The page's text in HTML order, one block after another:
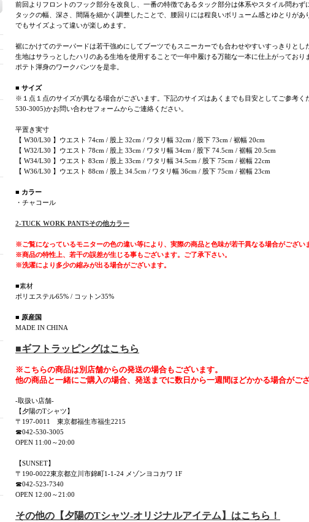
前回よりフロントのフック部分を改良し、一番の特徴であるタック部分は体系やスタイル問わず
タックの幅、深さ、間隔を細かく調整したことで、腰回りには程良いボリューム感とゆとりが
でもサイズよって違いが楽しめます。
裾にかけてのテーパードは若干強めにしてブーツでもスニーカーでも合わせやすいすっきりとし
生地はサラっとしたハリのある生地を使用することで一年中履ける万能な一本に仕上がっており
ポテト渾身のワークパンツを是非。
■ サイズ
※１点１点のサイズが異なる場合がございます。下記のサイズはあくまでも目安としてご参考
530-3005)かお問い合わせフォームからご連絡ください。
平置き実寸
【 W30/L30 】ウエスト 74cm / 股上 32cm / ワタリ幅 32cm / 股下 73cm / 裾幅 20cm
【 W32/L30 】ウエスト 78cm / 股上 33cm / ワタリ幅 34cm / 股下 74.5cm / 裾幅 20.5cm
【 W34/L30 】ウエスト 83cm / 股上 33cm / ワタリ幅 34.5cm / 股下 75cm / 裾幅 22cm
【 W36/L30 】ウエスト 88cm / 股上 34.5cm / ワタリ幅 36cm / 股下 75cm / 裾幅 23cm
■ カラー
・チャコール
2-TUCK WORK PANTSその他カラー
※ご覧になっているモニターの色の違い等により、実際の商品と色味が若干異なる場合がござい
※商品の特性上、若干の誤差が生じる事もございます。ご了承下さい。
※洗濯により多少の縮みが出る場合がございます。
■素材
ポリエステル65% / コットン35%
■ 原産国
MADE IN CHINA
■ギフトラッピングはこちら
※こちらの商品は別店舗からの発送の場合もございます。
他の商品と一緒にご購入の場合、発送までに数日から一週間ほどかかる場合がござ
-取扱い店舗-
【夕陽のTシャツ】
〒197-0011 東京都福生市福生2215
☎042-530-3005
OPEN 11:00～20:00
【SUNSET】
〒190-0022東京都立川市錦町1-1-24 メゾンヨコカワ 1F
☎042-523-7340
OPEN 12:00～21:00
その他の【夕陽のTシャツ-オリジナルアイテム】はこちら！